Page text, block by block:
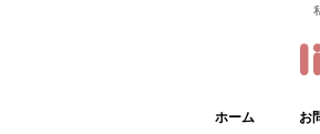
ホーム お